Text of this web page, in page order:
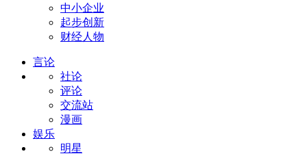
中小企业
起步创新
财经人物
言论
社论
评论
交流站
漫画
娱乐
明星